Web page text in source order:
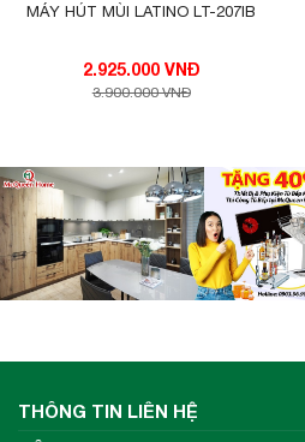
MÁY HÚT MÙI LATINO LT-207IB
2.925.000 VNĐ
3.900.000 VNĐ
THÔNG TIN LIÊN HỆ